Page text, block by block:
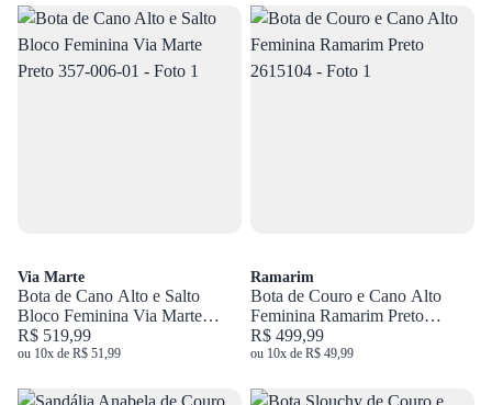
Via Marte
Bota de Cano Alto e Salto
Bloco Feminina Via Marte
Preto 357-006-01
R$ 519,99
ou 10x de R$ 51,99
Ramarim
Bota de Couro e Cano Alto
Feminina Ramarim Preto
2615104
R$ 499,99
ou 10x de R$ 49,99